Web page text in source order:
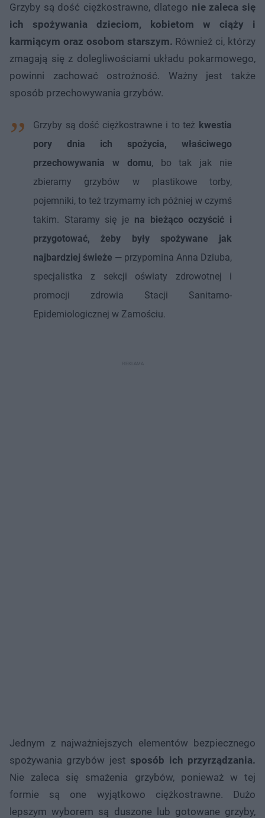
Grzyby są dość ciężkostrawne, dlatego nie zaleca się
ich spożywania dzieciom, kobietom w ciąży i
karmiącym oraz osobom starszym. Również ci, którzy
zmagają się z dolegliwościami układu pokarmowego,
powinni zachować ostrożność. Ważny jest także
sposób przechowywania grzybów.
Grzyby są dość ciężkostrawne i to też kwestia
pory dnia ich spożycia, właściwego
przechowywania w domu, bo tak jak nie
zbieramy grzybów w plastikowe torby,
pojemniki, to też trzymamy ich później w czymś
takim. Staramy się je na bieżąco oczyścić i
przygotować, żeby były spożywane jak
najbardziej świeże — przypomina Anna Dziuba,
specjalistka z sekcji oświaty zdrowotnej i
promocji zdrowia Stacji Sanitarno-
Epidemiologicznej w Zamościu.
Jednym z najważniejszych elementów bezpiecznego
spożywania grzybów jest sposób ich przyrządzania.
Nie zaleca się smażenia grzybów, ponieważ w tej
formie są one wyjątkowo ciężkostrawne. Dużo
lepszym wyborem są duszone lub gotowane grzyby,